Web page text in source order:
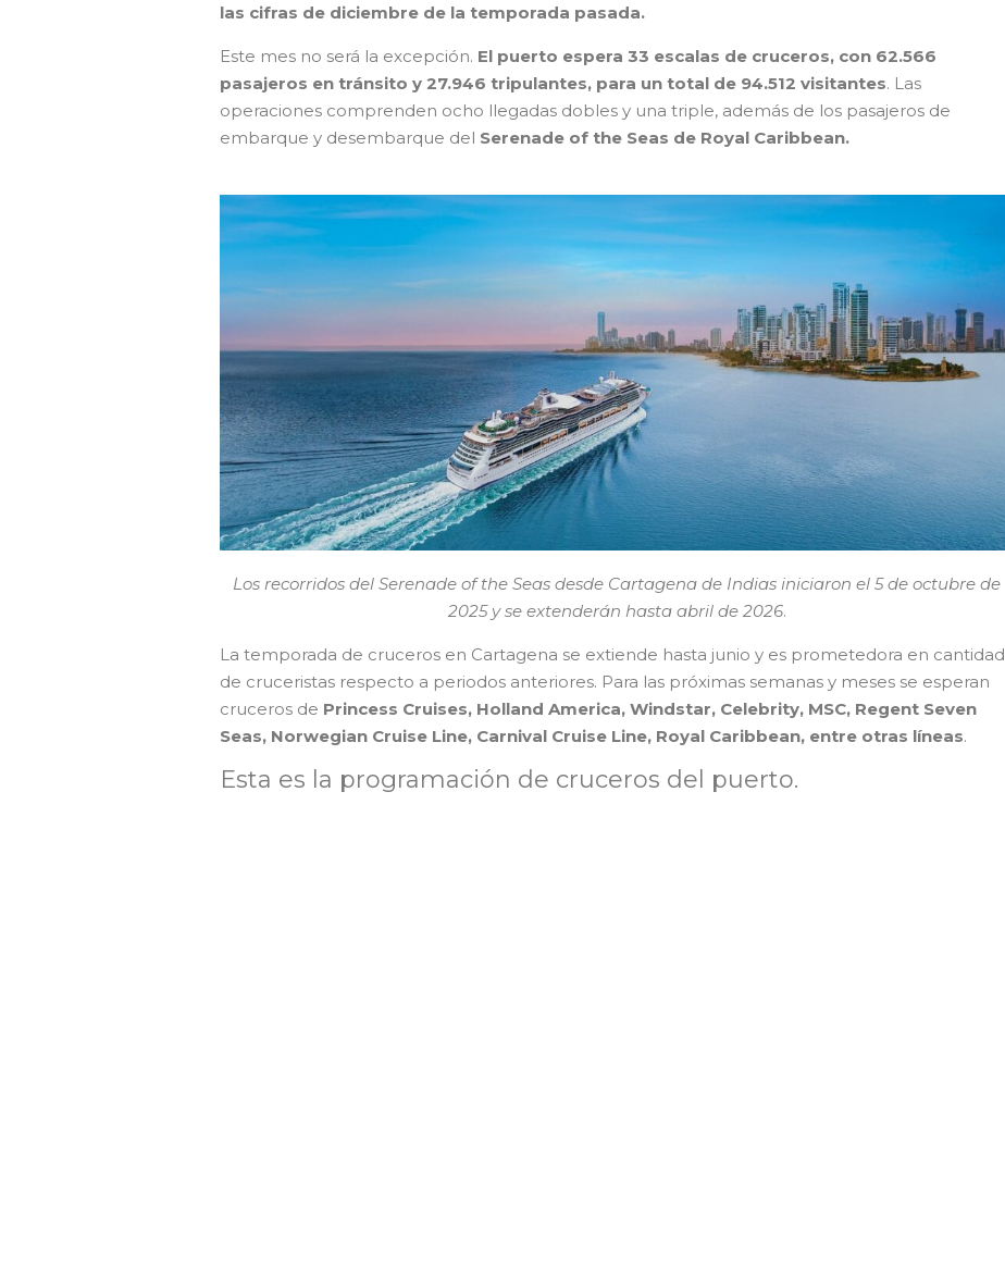
las cifras de diciembre de la temporada pasada.
Este mes no será la excepción. El puerto espera 33 escalas de cruceros, con 62.566
pasajeros en tránsito y 27.946 tripulantes, para un total de 94.512 visitantes. Las
operaciones comprenden ocho llegadas dobles y una triple, además de los pasajeros de
embarque y desembarque del Serenade of the Seas de Royal Caribbean.
Los recorridos del Serenade of the Seas desde Cartagena de Indias iniciaron el 5 de octubre de
2025 y se extenderán hasta abril de 2026.
La temporada de cruceros en Cartagena se extiende hasta junio y es prometedora en cantidad
de cruceristas respecto a periodos anteriores. Para las próximas semanas y meses se esperan
cruceros de Princess Cruises, Holland America, Windstar, Celebrity, MSC, Regent Seven
Seas, Norwegian Cruise Line, Carnival Cruise Line, Royal Caribbean, entre otras líneas.
Esta es la programación de cruceros del puerto.